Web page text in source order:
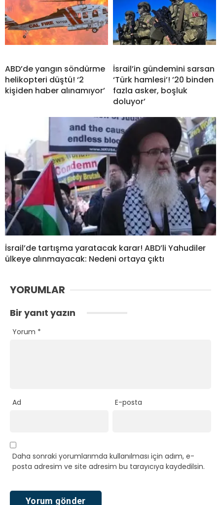
ABD’de yangın söndürme
helikopteri düştü! ‘2
kişiden haber alınamıyor’
İsrail’in gündemini sarsan
‘Türk hamlesi’! ’20 binden
fazla asker, boşluk
doluyor’
İsrail’de tartışma yaratacak karar! ABD’li Yahudiler
ülkeye alınmayacak: Nedeni ortaya çıktı
YORUMLAR
Bir yanıt yazın
Yorum *
Ad E-posta
Daha sonraki yorumlarımda kullanılması için adım, e-
posta adresim ve site adresim bu tarayıcıya kaydedilsin.